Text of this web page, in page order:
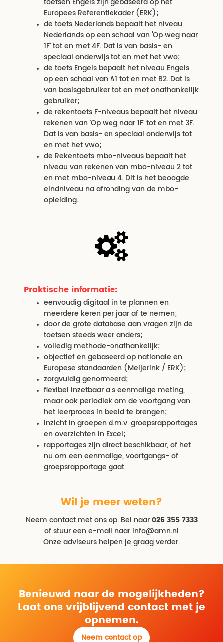
toetsen Engels zijn gebaseerd op het
Europees Referentiekader (ERK);
de toets Nederlands bepaalt het niveau
Nederlands op een schaal van ‘Op weg naar
1F’ tot en met 4F. Dat is van basis- en
speciaal onderwijs tot en met het vwo;
de toets Engels bepaalt het niveau Engels
op een schaal van A1 tot en met B2. Dat is
van basisgebruiker tot en met onafhankelijk
gebruiker;
de rekentoets F-niveaus bepaalt het niveau
rekenen van 'Op weg naar 1F' tot en met 3F.
Dat is van basis- en speciaal onderwijs tot
en met het vwo;
de Rekentoets mbo-niveaus bepaalt het
niveau van rekenen van mbo-niveau 2 tot
en met mbo-niveau 4. Dit is het beoogde
eindniveau na afronding van de mbo-
opleiding.
Praktische informatie:
eenvoudig digitaal in te plannen en
meerdere keren per jaar af te nemen;
door de grote database aan vragen zijn de
toetsen steeds weer anders;
volledig methode-onafhankelijk;
objectief en gebaseerd op nationale en
Europese standaarden (Meijerink / ERK);
zorgvuldig genormeerd;
flexibel inzetbaar als eenmalige meting,
maar ook periodiek om de voortgang van
het leerproces in beeld te brengen;
inzicht in groepen d.m.v. groepsrapportages
en overzichten in Excel;
rapportages zijn direct beschikbaar, of het
nu om een eenmalige, voortgangs- of
groepsrapportage gaat.
Wil je meer weten?
Neem contact met ons op. Bel naar 026 355 7333
of stuur een e-mail naar info@amn.nl
Onze adviseurs helpen je graag verder.
Benieuwd naar de mogelijkheden?
Laat ons vrijblijvend contact met je
opnemen.
Neem contact op